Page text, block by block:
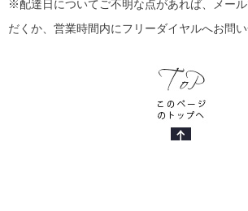
※配達日についてご不明な点があれば、メー
だくか、営業時間内にフリーダイヤルへお問い